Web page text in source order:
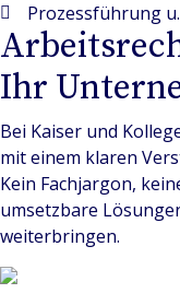
Prozessführung
Ihr
Bei Kaiser und
mit einem klaren
Kein Fachjargon,
umsetzbare
weiterbringen.